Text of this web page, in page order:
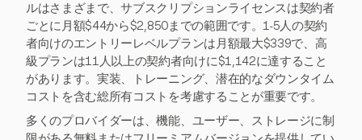
ルはさまざまで、サブスクリプションライセンスは契約者
ごとに月額$44から$2,850までの範囲です。1-5人の契約
者向けのエントリーレベルプランは月額最大$339で、高
級プランは11人以上の契約者向けに$1,142に達すること
があります。実装、トレーニング、潜在的なダウンタイム
コストを含む総所有コストを考慮することが重要です。
多くのプロバイダーは、機能、ユーザー、ストレージに制